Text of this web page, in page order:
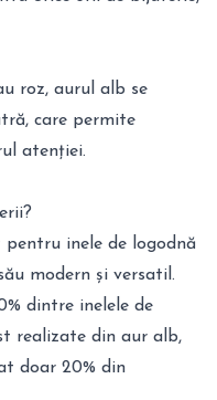
roz, aurul alb se
care permite
atenției.
inele de logodnă
modern și versatil.
dintre inelele de
realizate din aur alb,
doar 20% din